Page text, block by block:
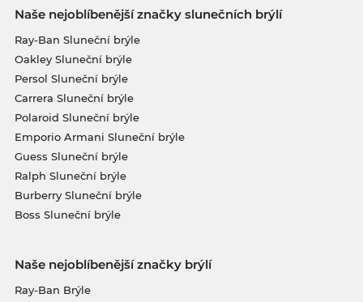
Naše nejoblíbenější značky slunečních brýlí
Ray-Ban Sluneční brýle
Oakley Sluneční brýle
Persol Sluneční brýle
Carrera Sluneční brýle
Polaroid Sluneční brýle
Emporio Armani Sluneční brýle
Guess Sluneční brýle
Ralph Sluneční brýle
Burberry Sluneční brýle
Boss Sluneční brýle
Naše nejoblíbenější značky brýlí
Ray-Ban Brýle